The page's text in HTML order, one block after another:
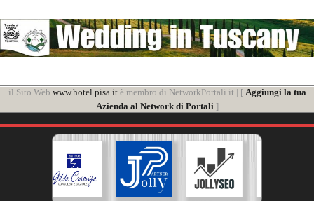
il Sito Web www.hotel.pisa.itè membro di NetworkPortali.it | [ Aggiungi la tua
Azienda al Network di Portali]